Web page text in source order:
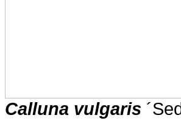
Calluna vulgaris